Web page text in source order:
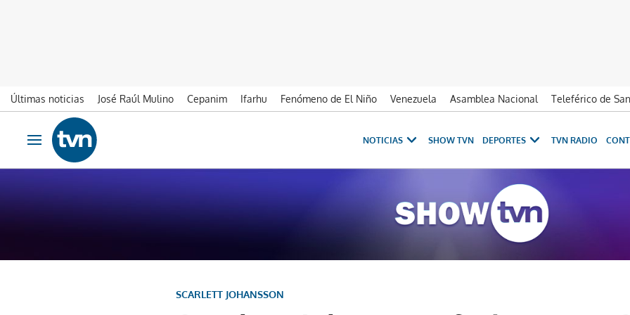
Últimas noticias José Raúl Mulino Cepanim Ifarhu Fenómeno de El Niño Venezuela Asamblea Nacional Teleférico de
Ir al contenido
Obrir navegació
NOTICIAS SHOW TVN DEPORTES TVN RADIO
SCARLETT JOHANSSON